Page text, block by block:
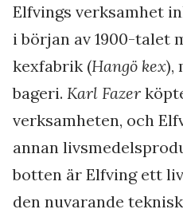
Elfvings verksamhet
i början av 1900-talet
kexfabrik (Hangö kex),
bageri. Karl Fazer
verksamheten, och
annan
botten är Elfving ett
den nuvarande